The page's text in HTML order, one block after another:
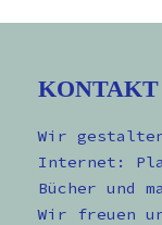
KONTAKT
Wir
Internet:
Bücher und
Wir freuen